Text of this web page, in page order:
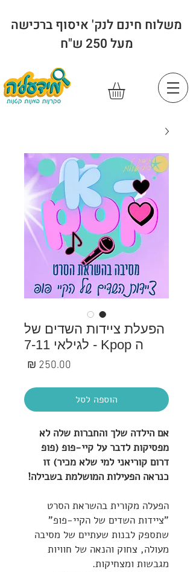
משלוח חינם לנק' איסוף ברכישה
מעל 250 ש"ח
הפעלת ציידות השדים של
ה Kpop - לגילאי 7-11
הוספה לסל
אם הילדה שלך והחברות שלה לא
מפסיקות לדבר על קיי-פופ (פופ
דרום קוריאני למי שלא מכיר) זו
כנראה הפעילות המושלמת בשבילה!
הפעלה מקורית בהשראת הסרט
"ציידות השדים של הקיי-פופ"
שתספק לבנות שעתיים של מסיבה
מעולה, צחוק והנאה של חוויות
מגבשות ומצחיקות.